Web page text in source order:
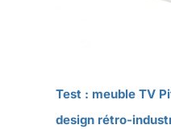
Test : meuble TV
design rétro-